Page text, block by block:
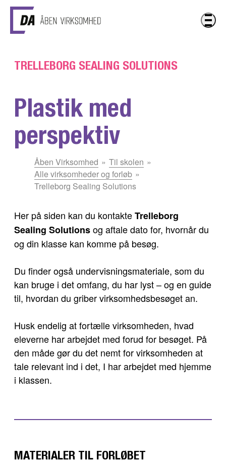
Gå til hovedindhold
TRELLEBORG SEALING SOLUTIONS
Plastik med
perspektiv
Åben Virksomhed
Til skolen
Alle virksomheder og forløb
Trelleborg Sealing Solutions
Her på siden kan du kontakteTrelleborg
Sealing Solutionsog aftale dato for, hvornår du
og din klasse kan komme på besøg.
Du finder også undervisningsmateriale, som du
kan bruge i det omfang, du har lyst – og en guide
til, hvordan du griber virksomhedsbesøget an.
Husk endelig at fortælle virksomheden, hvad
eleverne har arbejdet med forud for besøget. På
den måde gør du det nemt for virksomheden at
tale relevant ind i det, I har arbejdet med hjemme
i klassen.
MATERIALER TIL FORLØBET